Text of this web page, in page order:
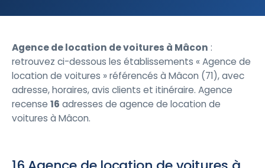
Agence de location de voitures à Mâcon :
retrouvez ci-dessous les établissements « Agence de
location de voitures » référencés à Mâcon (71), avec
adresse, horaires, avis clients et itinéraire. Agence
recense 16 adresses de agence de location de
voitures à Mâcon.